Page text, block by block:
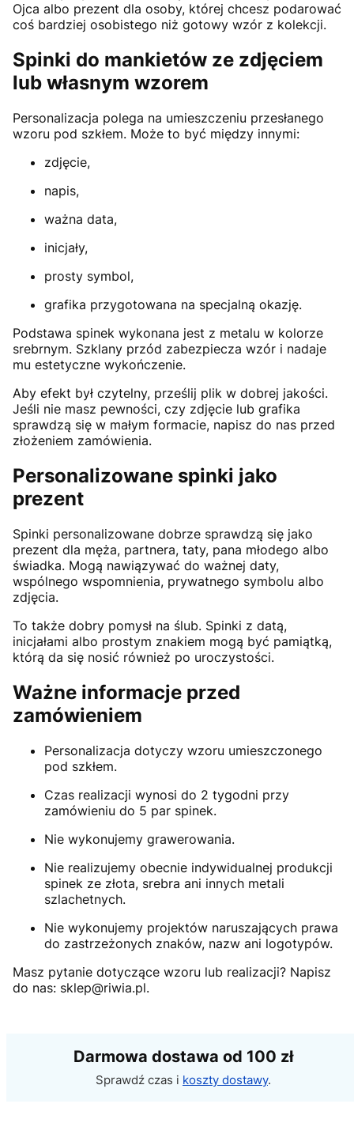
Ojca albo prezent dla osoby, której chcesz podarować
coś bardziej osobistego niż gotowy wzór z kolekcji.
Spinki do mankietów ze zdjęciem
lub własnym wzorem
Personalizacja polega na umieszczeniu przesłanego
wzoru pod szkłem. Może to być między innymi:
zdjęcie,
napis,
ważna data,
inicjały,
prosty symbol,
grafika przygotowana na specjalną okazję.
Podstawa spinek wykonana jest z metalu w kolorze
srebrnym. Szklany przód zabezpiecza wzór i nadaje
mu estetyczne wykończenie.
Aby efekt był czytelny, prześlij plik w dobrej jakości.
Jeśli nie masz pewności, czy zdjęcie lub grafika
sprawdzą się w małym formacie, napisz do nas przed
złożeniem zamówienia.
Personalizowane spinki jako
prezent
Spinki personalizowane dobrze sprawdzą się jako
prezent dla męża, partnera, taty, pana młodego albo
świadka. Mogą nawiązywać do ważnej daty,
wspólnego wspomnienia, prywatnego symbolu albo
zdjęcia.
To także dobry pomysł na ślub. Spinki z datą,
inicjałami albo prostym znakiem mogą być pamiątką,
którą da się nosić również po uroczystości.
Ważne informacje przed
zamówieniem
Personalizacja dotyczy wzoru umieszczonego
pod szkłem.
Czas realizacji wynosi do 2 tygodni przy
zamówieniu do 5 par spinek.
Nie wykonujemy grawerowania.
Nie realizujemy obecnie indywidualnej produkcji
spinek ze złota, srebra ani innych metali
szlachetnych.
Nie wykonujemy projektów naruszających prawa
do zastrzeżonych znaków, nazw ani logotypów.
Masz pytanie dotyczące wzoru lub realizacji? Napisz
do nas: sklep@riwia.pl.
Darmowa dostawa od 100 zł
Sprawdź czas i koszty dostawy.